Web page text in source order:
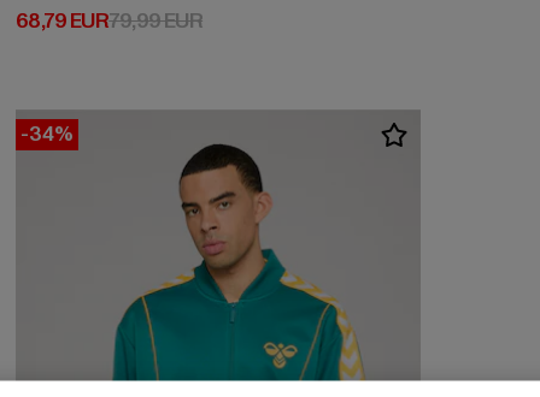
68,79 EUR
Ajankohtainen hinta: 68,79 EUR
79,99 EURKampanjahinta: 79,99 EUR
-34%